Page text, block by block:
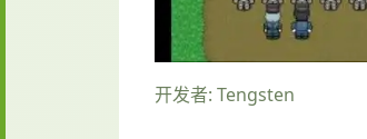
开发者: Tengsten